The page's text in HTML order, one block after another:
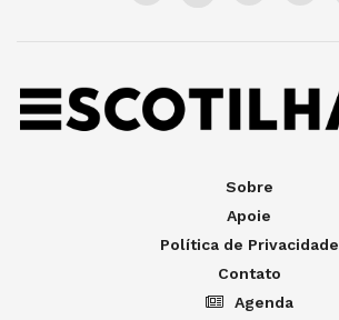
Sobre
Apoie
Política de Privacidade
Contato
Agenda